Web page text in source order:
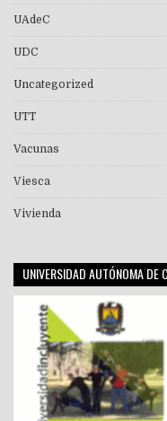
UAdeC
UDC
Uncategorized
UTT
Vacunas
Viesca
Vivienda
UNIVERSIDAD AUTÓNOMA DE